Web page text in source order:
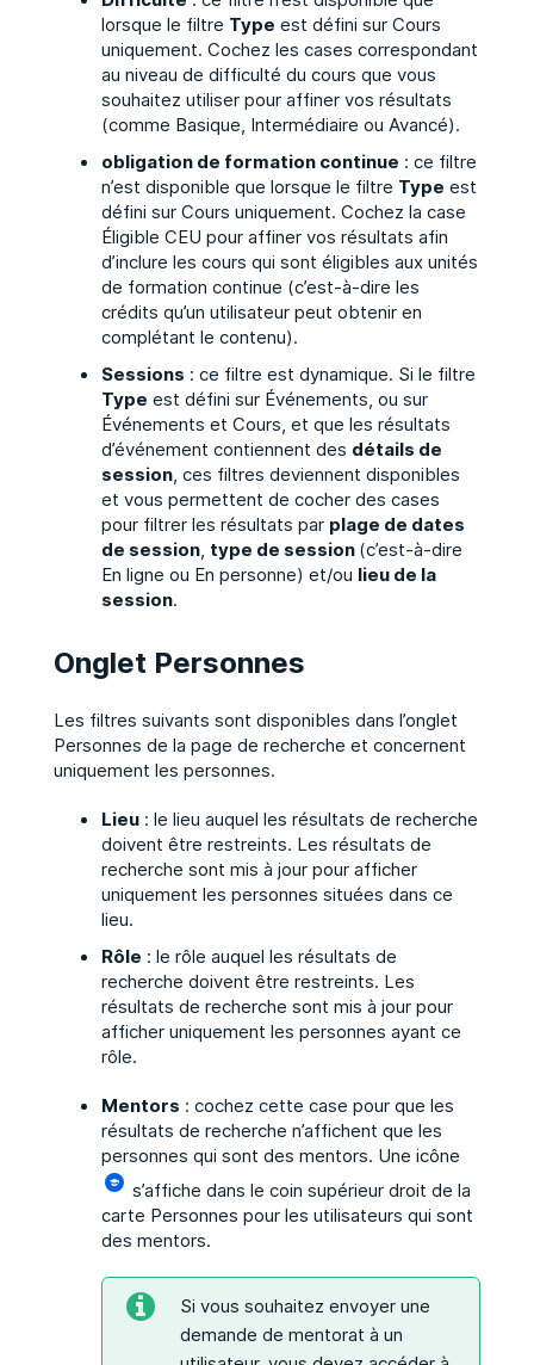
lorsque le filtre Type est défini sur Cours
uniquement. Cochez les cases correspondant
au niveau de difficulté du cours que vous
souhaitez utiliser pour affiner vos résultats
(comme Basique, Intermédiaire ou Avancé).
obligation de formation continue : ce filtre
n’est disponible que lorsque le filtre Type est
défini sur Cours uniquement. Cochez la case
Éligible CEU pour affiner vos résultats afin
d’inclure les cours qui sont éligibles aux unités
de formation continue (c’est-à-dire les
crédits qu’un utilisateur peut obtenir en
complétant le contenu).
Sessions : ce filtre est dynamique. Si le filtre
Type est défini sur Événements, ou sur
Événements et Cours, et que les résultats
d’événement contiennent des détails de
session, ces filtres deviennent disponibles
et vous permettent de cocher des cases
pour filtrer les résultats par plage de dates
de session, type de session(c’est-à-dire
En ligne ou En personne) et/ou lieu de la
session.
Onglet Personnes
Les filtres suivants sont disponibles dans l’onglet
Personnes de la page de recherche et concernent
uniquement les personnes.
Lieu: le lieu auquel les résultats de recherche
doivent être restreints. Les résultats de
recherche sont mis à jour pour afficher
uniquement les personnes situées dans ce
lieu.
Rôle : le rôle auquel les résultats de
recherche doivent être restreints. Les
résultats de recherche sont mis à jour pour
afficher uniquement les personnes ayant ce
rôle.
Mentors : cochez cette case pour que les
résultats de recherche n’affichent que les
personnes qui sont des mentors. Une icône
s’affiche dans le coin supérieur droit de la
carte Personnes pour les utilisateurs qui sont
des mentors.
Si vous souhaitez envoyer une
demande de mentorat à un